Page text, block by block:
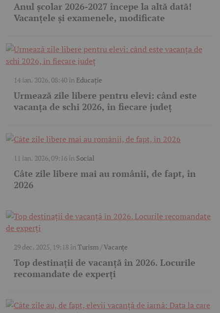
Anul școlar 2026-2027 începe la altă dată!
Vacanțele și examenele, modificate
14 ian. 2026, 08:40în Educație
Urmează zile libere pentru elevi: când este
vacanța de schi 2026, în fiecare județ
11 ian. 2026, 09:16în Social
Câte zile libere mai au românii, de fapt, în
2026
29 dec. 2025, 19:18înTurism / Vacanțe
Top destinații de vacanță în 2026. Locurile
recomandate de experți